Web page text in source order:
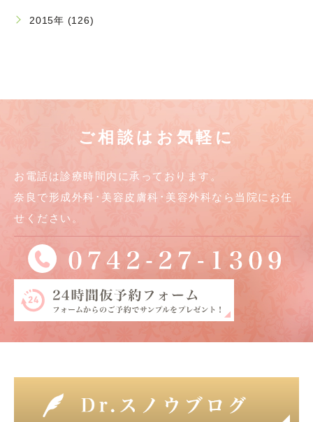
2015年 (126)
ご相談はお気軽に
お電話は診療時間内に承っております。
奈良で形成外科･美容皮膚科･美容外科なら当院にお任
せください。